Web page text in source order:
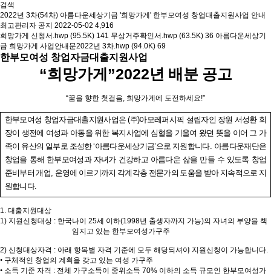
검색
2022년 3차(54차) 아름다운세상기금 '희망가게' 한부모여성 창업대출지원사업 안내
최고관리자 공지 2022-05-02 4,916
희망가게 신청서.hwp (95.5K) 141 무상거주확인서.hwp (63.5K) 36 아름다운세상기
금 희망가게 사업안내문2022년 3차.hwp (94.0K) 69
한부모여성 창업자금대출지원사업
“희망가게 ”2022년 배분 공고
“꿈을 향한 첫걸음, 희망가게에 도전하세요!”
한부모여성 창업자금대출지원사업은(주)아모레퍼시픽 설립자인 장원 서성환 회
장이 생전에 여성과 아동을 위한 복지사업에 심혈을 기울여 왔던 뜻을 이어 그 가
족이 유산의 일부로 조성한‘아름다운세상기금’으로 지원합니다. 아름다운재단은
창업을 통해 한부모여성과 자녀가 건강하고 아름다운 삶을 만들 수 있도록 창업
준비부터 개업, 운영에 이르기까지 각계각층 전문가의 도움을 받아 지속적으로 지
원합니다.
1. 대출지원대상
1) 지원신청대상 : 한국나이 25세 이하(1998년 출생자까지 가능)의 자녀의 부양을 책
임지고 있는 한부모여성가구주
2) 신청대상자격 : 아래 항목별 자격 기준에 모두 해당되셔야 지원신청이 가능합니다.
• 구체적인 창업의 계획을 갖고 있는 여성 가구주
• 소득 기준 자격 : 전체 가구소득이 중위소득 70% 이하의 소득 규모인 한부모여성가